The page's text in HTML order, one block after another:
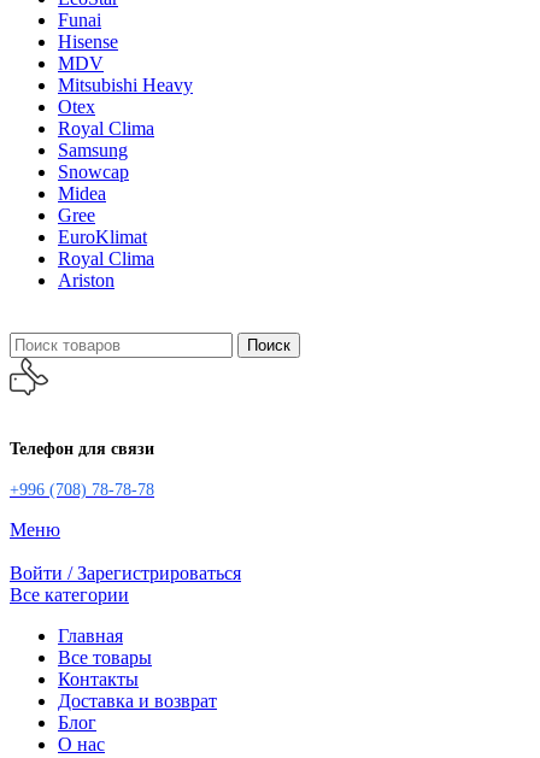
Funai
Hisense
MDV
Mitsubishi Heavy
Otex
Royal Clima
Samsung
Snowcap
Midea
Gree
EuroKlimat
Royal Clima
Ariston
Поиск
Телефон для связи
+996 (708) 78-78-78
Меню
Войти / Зарегистрироваться
Все категории
Главная
Все товары
Контакты
Доставка и возврат
Блог
О нас